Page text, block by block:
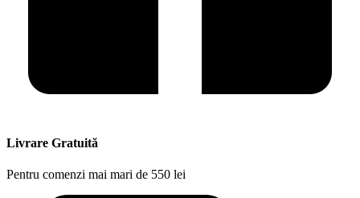
Livrare Gratuită
Pentru comenzi mai mari de 550 lei